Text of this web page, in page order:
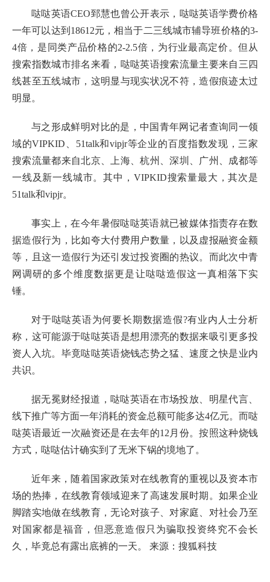
哒哒英语CEO郅慧也曾公开表示，哒哒英语学费价格
一年可以达到18612元，相当于二三线城市辅导班价格的3-
4倍，是同类产品价格的2-2.5倍，为行业最高定价。但从
搜索指数城市排名来看，哒哒英语搜索流量主要来自三四
线甚至五线城市，这明显与现实状况不符，造假痕迹太过
明显。
与之形成鲜明对比的是，中国青年网记者查询同一领
域的VIPKID、51talk和vipjr等企业的百度指数发现，三家
搜索流量都来自北京、上海、杭州、深圳、广州、成都等
一线及新一线城市。其中，VIPKID搜索量最大，其次是
51talk和vipjr。
事实上，在今年暑假哒哒英语就已被媒体指责存在数
据造假行为，比如夸大付费用户数量，以及虚报融资金额
等，且这一造假行为还引发过投资圈的热议。而此次中青
网调研的多个维度数据更是让哒哒造假这一真相落下实
锤。
对于哒哒英语为何要长期数据造假?有业内人士分析
称，这可能源于哒哒英语是想用漂亮的数据来吸引更多投
资人入坑。毕竟哒哒英语烧钱态势之猛、速度之快是业内
共识。
据无冕财经报道，哒哒英语在市场投放、明星代言、
线下推广等方面一年消耗的资金总额可能多达4亿元。而哒
哒英语最近一次融资还是在去年的12月份。按照这种烧钱
方式，哒哒估计确实到了无米下锅的境地了。
近年来，随着国家政策对在线教育的重视以及资本市
场的热捧，在线教育领域迎来了高速发展时期。如果企业
脚踏实地做在线教育，无论对孩子、对家庭、对社会乃至
对国家都是福音，但恶意造假只为骗取投资终究不会长
久，毕竟总有露出底裤的一天。 来源：搜狐科技